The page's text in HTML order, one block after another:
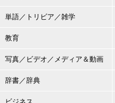
単語／トリビア／雑学
教育
写真／ビデオ／メディア＆動画
辞書／辞典